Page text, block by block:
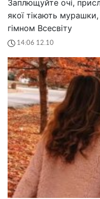
Заплющуйте очі,
якої тікають
гімном Всесвіту
14:06 12.10